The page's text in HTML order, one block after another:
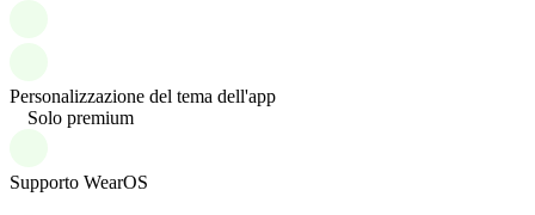
Personalizzazione del tema dell'app
Solo premium
Supporto WearOS